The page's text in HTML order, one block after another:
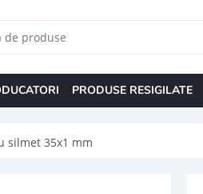
PRODUSE RESIGILATE
silmet 35x1 mm